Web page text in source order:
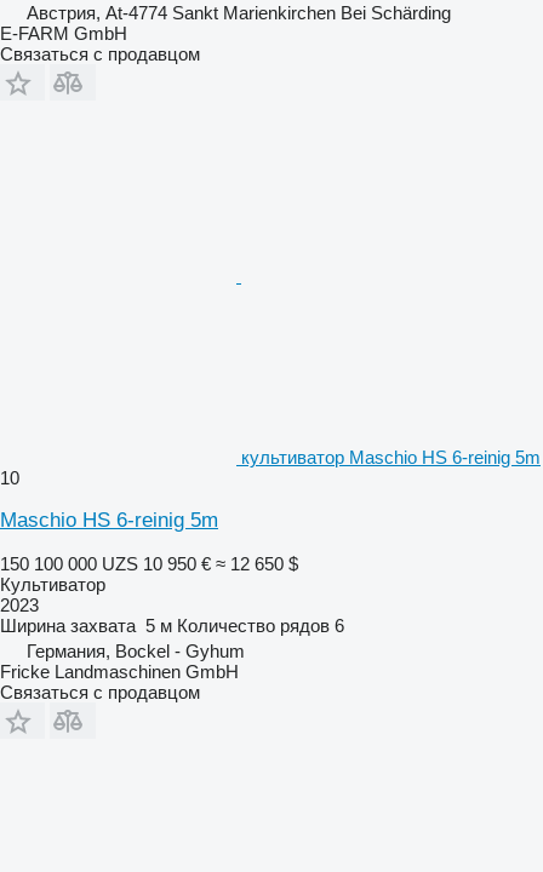
Австрия, At-4774 Sankt Marienkirchen Bei Schärding
E-FARM GmbH
Связаться с продавцом
культиватор Maschio HS 6-reinig 5m
10
Maschio HS 6-reinig 5m
150 100 000 UZS 10 950 € ≈ 12 650 $
Культиватор
2023
Ширина захвата 5 м Количество рядов 6
Германия, Bockel - Gyhum
Fricke Landmaschinen GmbH
Связаться с продавцом